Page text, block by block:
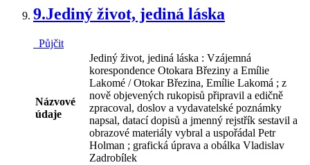
9.Jediný život, jediná láska
Půjčit
Názvové
údaje
Jediný život, jediná láska : Vzájemná
korespondence Otokara Březiny a Emílie
Lakomé / Otokar Březina, Emílie Lakomá ; z
nově objevených rukopisů připravil a edičně
zpracoval, doslov a vydavatelské poznámky
napsal, datací dopisů a jmenný rejstřík sestavil a
obrazové materiály vybral a uspořádal Petr
Holman ; grafická úprava a obálka Vladislav
Zadrobílek